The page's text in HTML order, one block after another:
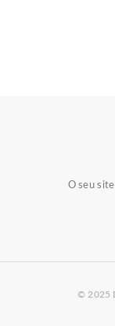
O seu
© 2025